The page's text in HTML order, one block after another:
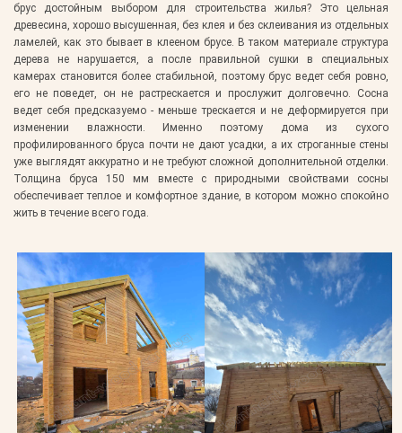
брус достойным выбором для строительства жилья? Это цельная
древесина, хорошо высушенная, без клея и без склеивания из отдельных
ламелей, как это бывает в клееном брусе. В таком материале структура
дерева не нарушается, а после правильной сушки в специальных
камерах становится более стабильной, поэтому брус ведет себя ровно,
его не поведет, он не растрескается и прослужит долговечно. Сосна
ведет себя предсказуемо - меньше трескается и не деформируется при
изменении влажности. Именно поэтому дома из сухого
профилированного бруса почти не дают усадки, а их строганные стены
уже выглядят аккуратно и не требуют сложной дополнительной отделки.
Толщина бруса 150 мм вместе с природными свойствами сосны
обеспечивает теплое и комфортное здание, в котором можно спокойно
жить в течение всего года.